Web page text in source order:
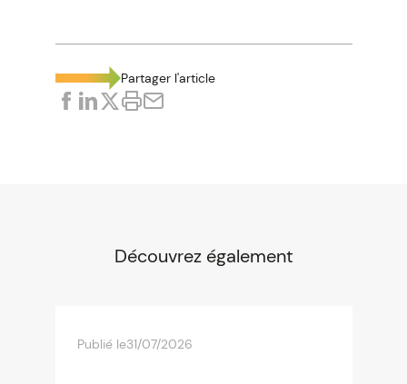
Partager l'article
Découvrez également
Publié le31/07/2026